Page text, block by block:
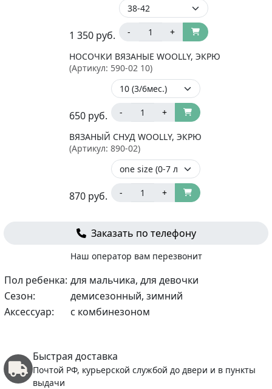
1 350 руб. - +
НОСОЧКИ ВЯЗАНЫЕ WOOLLY, ЭКРЮ
(Артикул: 590-02 10)
650 руб. - +
ВЯЗАНЫЙ СНУД WOOLLY, ЭКРЮ
(Артикул: 890-02)
870 руб. - +
Заказать по телефону
Наш оператор вам перезвонит
Пол ребенка: для мальчика, для девочки
Сезон:
демисезонный, зимний
Аксессуар:
с комбинезоном
Быстрая доставка
Почтой РФ, курьерской службой до двери и в пункты
выдачи